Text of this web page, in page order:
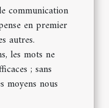
communication
en premier
autres.
les mots ne
; sans
moyens nous